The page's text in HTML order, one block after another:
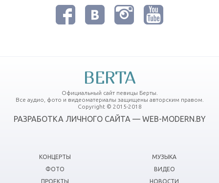
BERTA
Официальный сайт певицы Берты.
Все аудио, фото и видеоматериалы защищены авторским правом.
Copyright © 2015-2018
РАЗРАБОТКА ЛИЧНОГО САЙТА — WEB-MODERN.BY
КОНЦЕРТЫ
ФОТО
ПРОЕКТЫ
МУЗЫКА
ВИДЕО
НОВОСТИ